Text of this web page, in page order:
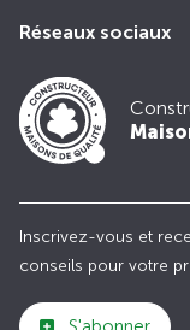
Réseaux sociaux
Inscrivez-vous et
conseils pour votre